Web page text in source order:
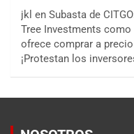
jkl en Subasta de
Tree Investments
ofrece comprar a
¡Protestan los